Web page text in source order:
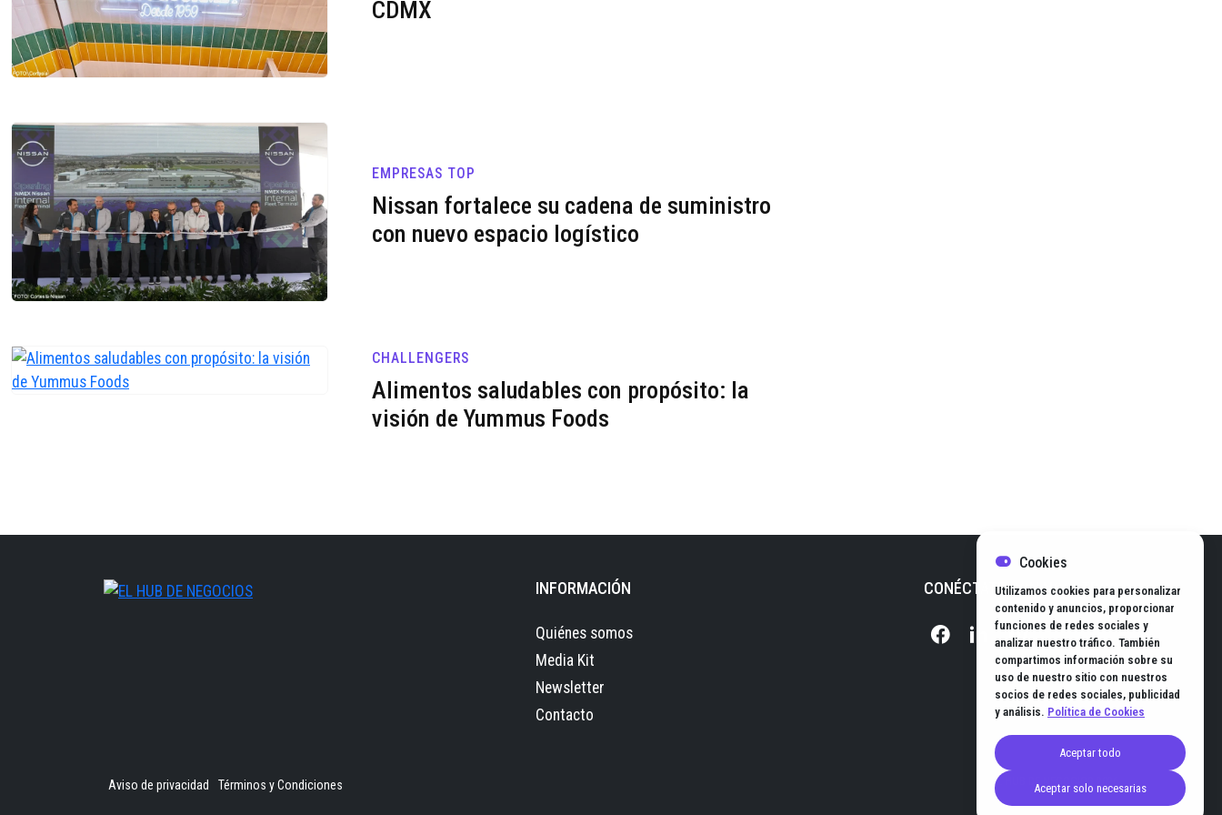
CDMX
EMPRESAS TOP
Nissan fortalece su cadena de suministro
con nuevo espacio logístico
CHALLENGERS
Alimentos saludables con propósito: la
visión de Yummus Foods
INFORMACIÓN
Quiénes somos
Media Kit
Newsletter
Contacto
CONÉCTATE CON NOSOTROS
Aviso de privacidad Términos y Condiciones © EL HUB DE NEGOCIOS 2026
Cookies
Utilizamos cookies para personalizar
contenido y anuncios, proporcionar
funciones de redes sociales y
analizar nuestro tráfico. También
compartimos información sobre su
uso de nuestro sitio con nuestros
socios de redes sociales, publicidad
y análisis. Política de Cookies
Aceptar todo
Aceptar solo necesarias